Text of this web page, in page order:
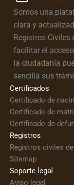
Somos una
clara y
Registros Civiles
facilitar el
la ciudadanía
sencilla sus
Certificados
Certificado de
Certificado de
Certificado de
Registros
Registros civiles
Sitemap
Soporte legal
Aviso legal